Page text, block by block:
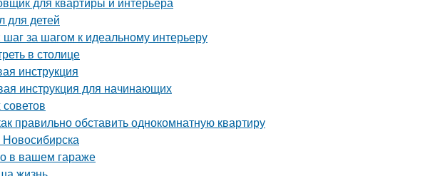
для детей
за шагом к идеальному интерьеру
в столице
инструкция
инструкция для начинающих
правильно обставить однокомнатную квартиру
в вашем гараже